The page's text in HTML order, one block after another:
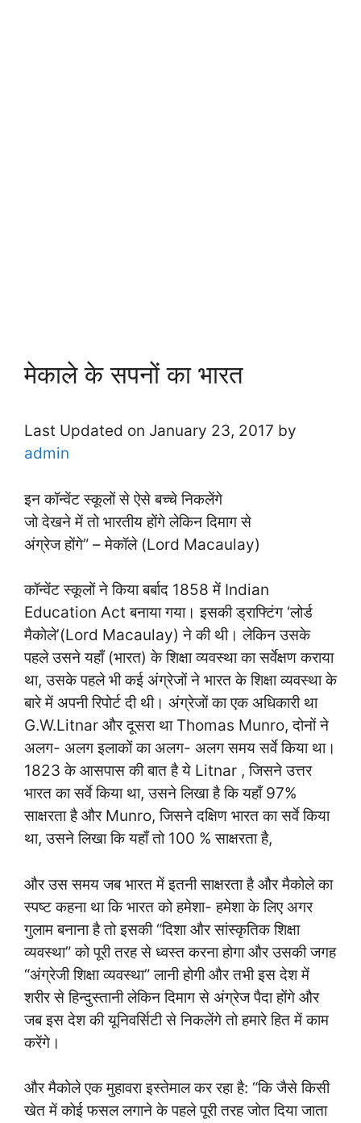
मेकाले के सपनों का भारत
Last Updated on January 23, 2017 by
admin
इन कॉन्वेंट स्कूलों से ऐसे बच्चे निकलेंगे
जो देखने में तो भारतीय होंगे लेकिन दिमाग से
अंग्रेज होंगे” – मेकॉले (Lord Macaulay)
कॉन्वेंट स्कूलों ने किया बर्बाद 1858 में Indian
Education Act बनाया गया। इसकी ड्राफ्टिंग ‘लोर्ड
मैकोले’(Lord Macaulay) ने की थी। लेकिन उसके
पहले उसने यहाँ (भारत) के शिक्षा व्यवस्था का सर्वेक्षण कराया
था, उसके पहले भी कई अंग्रेजों ने भारत के शिक्षा व्यवस्था के
बारे में अपनी रिपोर्ट दी थी। अंग्रेजों का एक अधिकारी था
G.W.Litnar और दूसरा था Thomas Munro, दोनों ने
अलग- अलग इलाकों का अलग- अलग समय सर्वे किया था।
1823 के आसपास की बात है ये Litnar , जिसने उत्तर
भारत का सर्वे किया था, उसने लिखा है कि यहाँ 97%
साक्षरता है और Munro, जिसने दक्षिण भारत का सर्वे किया
था, उसने लिखा कि यहाँ तो 100 % साक्षरता है,
और उस समय जब भारत में इतनी साक्षरता है और मैकोले का
स्पष्ट कहना था कि भारत को हमेशा- हमेशा के लिए अगर
गुलाम बनाना है तो इसकी “दिशा और सांस्कृतिक शिक्षा
व्यवस्था” को पूरी तरह से ध्वस्त करना होगा और उसकी जगह
“अंग्रेजी शिक्षा व्यवस्था” लानी होगी और तभी इस देश में
शरीर से हिन्दुस्तानी लेकिन दिमाग से अंग्रेज पैदा होंगे और
जब इस देश की यूनिवर्सिटी से निकलेंगे तो हमारे हित में काम
करेंगे।
और मैकोले एक मुहावरा इस्तेमाल कर रहा है: “कि जैसे किसी
खेत में कोई फसल लगाने के पहले पूरी तरह जोत दिया जाता